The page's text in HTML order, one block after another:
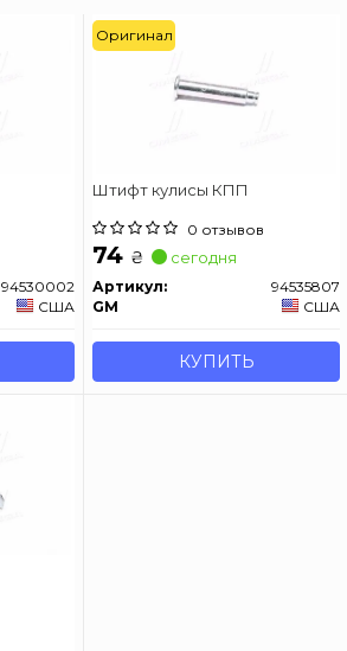
94530002
США
Штифт кулисы КПП
0 отзывов
74 ₴ сегодня
Артикул:
94535807
GM
США
КУПИТЬ
Оригинал